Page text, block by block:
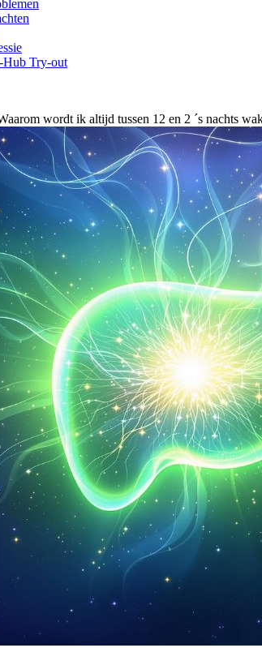
Hub Try-out
wordt ik altijd tussen 12 en 2 ´s nachts